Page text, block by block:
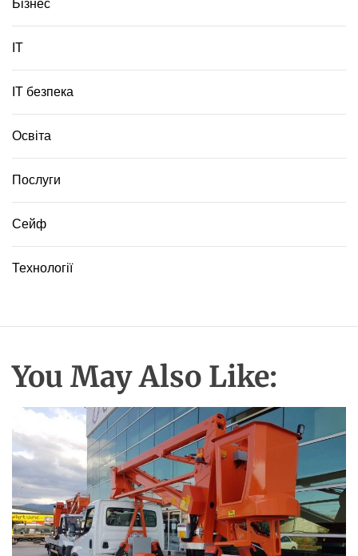
ІТ
ІТ безпека
Освіта
Послуги
Сейф
Технології
You May Also Like: